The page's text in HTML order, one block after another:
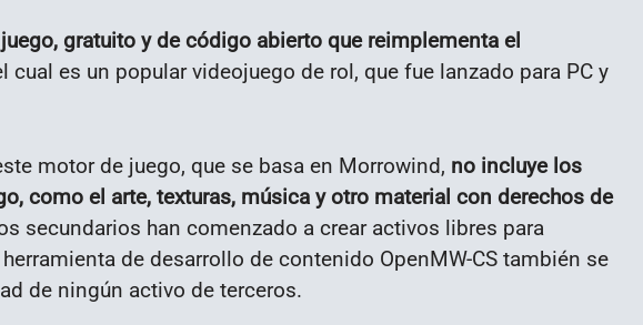
gratuito y de código abierto que reimplementa el
cual es un popular videojuego de rol, que fue lanzado para PC y
motor de juego, que se basa en Morrowind, no incluye los
como el arte, texturas, música y otro material con derechos de
secundarios han comenzado a crear activos libres para
de desarrollo de contenido OpenMW-CS también se
de ningún activo de terceros.